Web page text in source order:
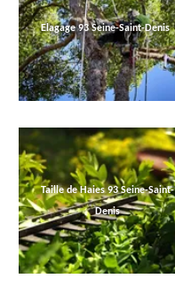
Elagage 93 Seine-Saint-Denis
Taille de Haies 93 Seine-Saint-
Denis